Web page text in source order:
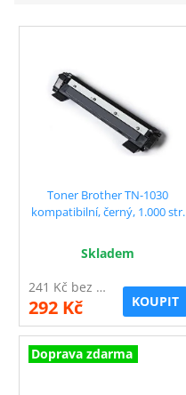
n
V
Toner Brother TN-1030
kompatibilní, černý, 1.000 str.
Skladem
241 Kč bez DPH
292 Kč KOUPIT
Doprava zdarma